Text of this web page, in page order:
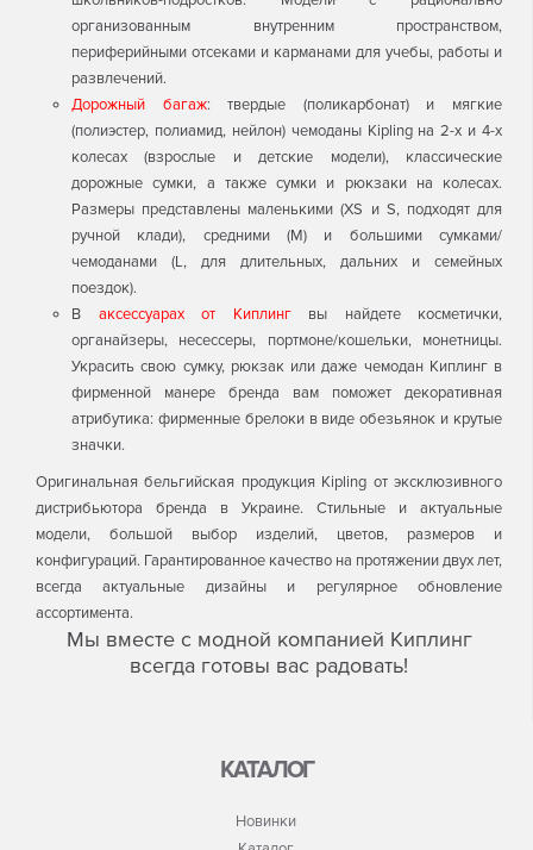
организованным внутренним пространством,
периферийными отсеками и карманами для учебы, работы и
развлечений.
Дорожный багаж: твердые (поликарбонат) и мягкие
(полиэстер, полиамид, нейлон) чемоданы Kipling на 2-х и 4-х
колесах (взрослые и детские модели), классические
дорожные сумки, а также сумки и рюкзаки на колесах.
Размеры представлены маленькими (XS и S, подходят для
ручной клади), средними (М) и большими сумками/
чемоданами (L, для длительных, дальних и семейных
поездок).
В аксессуарах от Киплингвы найдете косметички,
органайзеры, несессеры, портмоне/кошельки, монетницы.
Украсить свою сумку, рюкзак или даже чемодан Киплинг в
фирменной манере бренда вам поможет декоративная
атрибутика: фирменные брелоки в виде обезьянок и крутые
значки.
Оригинальная бельгийская продукция Kipling от эксклюзивного
дистрибьютора бренда в Украине. Стильные и актуальные
модели, большой выбор изделий, цветов, размеров и
конфигураций. Гарантированное качество на протяжении двух лет,
всегда актуальные дизайны и регулярное обновление
ассортимента.
Мы вместе с модной компанией Киплинг
всегда готовы вас радовать!
КАТАЛОГ
Новинки